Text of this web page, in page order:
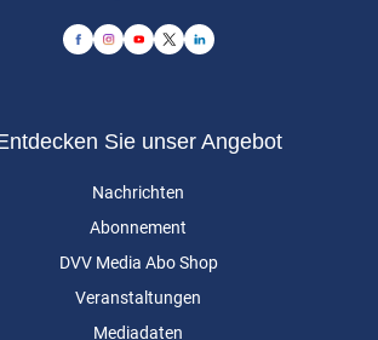
Sie unser Angebot
Nachrichten
Abonnement
DVV Media Abo Shop
Veranstaltungen
Mediadaten